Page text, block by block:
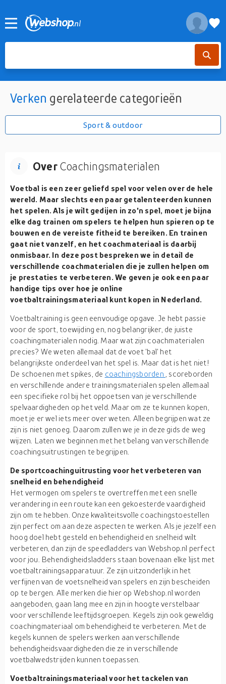
Verken gerelateerde categorieën
Sport & outdoor
OverCoachingsmaterialen
Voetbal is een zeer geliefd spel voor velen over de hele
wereld. Maar slechts een paar getalenteerden kunnen
het spelen. Als je wilt gedijen in zo'n spel, moet je bijna
elke dag trainen om spelers te helpen hun spieren op te
bouwen en de vereiste fitheid te bereiken. En trainen
gaat niet vanzelf, en het coachmateriaal is daarbij
onmisbaar. In deze post bespreken we in detail de
verschillende coachmaterialen die je zullen helpen om
je prestaties te verbeteren. We geven je ook een paar
handige tips over hoe je online
voetbaltrainingsmateriaal kunt kopen in Nederland.
Voetbaltraining is geen eenvoudige opgave. Je hebt passie
voor de sport, toewijding en, nog belangrijker, de juiste
coachingmaterialen nodig. Maar wat zijn coachmaterialen
precies? We weten allemaal dat de voet 'bal' het
belangrijkste onderdeel van het spel is. Maar dat is het niet!
De schoenen met spikes, de coachingsborden
, scoreborden
en verschillende andere trainingsmaterialen spelen allemaal
een specifieke rol bij het oppoetsen van je verschillende
spelvaardigheden op het veld. Maar om ze te kunnen kopen,
moet je er wel iets meer over weten. Alleen begrijpen wat ze
zijn is niet genoeg. Daarom zullen we je in deze gids de weg
wijzen. Laten we beginnen met het belang van verschillende
coachingsuitrustingen te begrijpen.
De sportcoachinguitrusting voor het verbeteren van
snelheid en behendigheid
Het vermogen om spelers te overtreffen met een snelle
verandering in een route kan een gekoesterde vaardigheid
zijn om te hebben. Onze kwaliteitsvolle coachingstoestellen
zijn perfect om aan deze aspecten te werken. Als je jezelf een
hoog doel hebt gesteld en behendigheid en snelheid wilt
verbeteren, dan zijn de speedladders van Webshop.nl perfect
voor jou. Behendigheidsladders staan bovenaan elke lijst met
voetbaltrainingsapparatuur. Ze zijn uitzonderlijk in het
verfijnen van de voetsnelheid van spelers en zijn bescheiden
op te bergen. Alle merken die hier op Webshop.nl worden
aangeboden, gaan lang mee en zijn in hoogte verstelbaar
voor verschillende leeftijdsgroepen. Kegels zijn ook geweldig
coachingmateriaal om behendigheid te verbeteren. Met de
kegels kunnen de spelers werken aan verschillende
behendigheidsvaardigheden die ze in verschillende
voetbalwedstrijden kunnen toepassen.
Voetbaltrainingsmateriaal voor het tackelen van